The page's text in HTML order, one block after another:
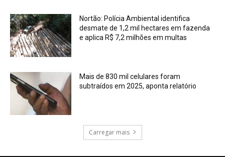
Nortão: Polícia Ambiental identifica
desmate de 1,2 mil hectares em fazenda
e aplica R$ 7,2 milhões em multas
Mais de 830 mil celulares foram
subtraídos em 2025, aponta relatório
Carregar mais